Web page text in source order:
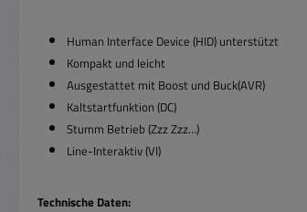
Human Interface Device (HID) unterstützt
Kompakt und leicht
Ausgestattet mit Boost und Buck(AVR)
Kaltstartfunktion (DC)
Stumm Betrieb (Zzz Zzz…)
Line-Interaktiv (VI)
Technische Daten: